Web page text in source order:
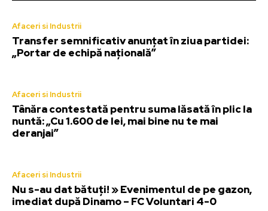
Afaceri si Industrii
Transfer semnificativ anunțat în ziua partidei:
„Portar de echipă națională”
Afaceri si Industrii
Tânăra contestată pentru suma lăsată în plic la
nuntă: „Cu 1.600 de lei, mai bine nu te mai
deranjai”
Afaceri si Industrii
Nu s-au dat bătuți! » Evenimentul de pe gazon,
imediat după Dinamo – FC Voluntari 4-0